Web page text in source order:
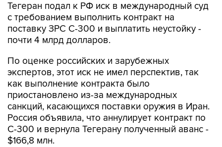
Тегеран подал к РФ иск в международный суд
с требованием выполнить контракт на
поставку ЗРС С-300 и выплатить неустойку -
почти 4 млрд долларов.
По оценке российских и зарубежных
экспертов, этот иск не имел перспектив, так
как выполнение контракта было
приостановлено из-за международных
санкций, касающихся поставки оружия в Иран.
Россия объявила, что аннулирует контракт по
С-300 и вернула Тегерану полученный аванс -
$166,8 млн.